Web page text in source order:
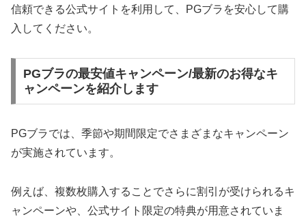
信頼できる公式サイトを利用して、PGブラを安心して購
入してください。
PGブラの最安値キャンペーン/最新のお得なキ
ャンペーンを紹介します
PGブラでは、季節や期間限定でさまざまなキャンペーン
が実施されています。
例えば、複数枚購入することでさらに割引が受けられるキ
ャンペーンや、公式サイト限定の特典が用意されていま